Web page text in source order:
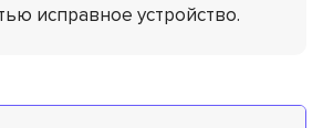
исправное устройство.